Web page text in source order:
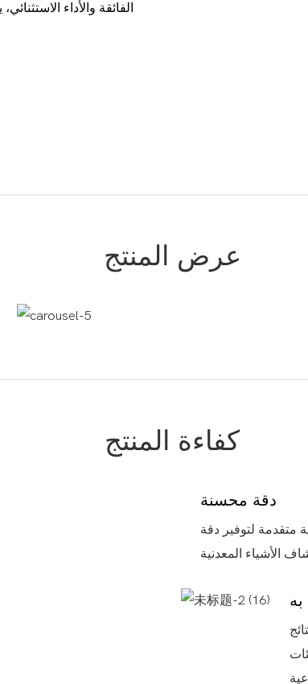
الفائقة والأداء
عرض المنتج
كفاءة المنتج
دقة محسنة
متقدمة لتوفير دقة
به